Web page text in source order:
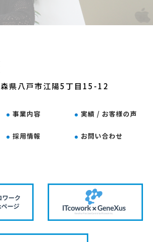
県八戸市江陽5丁目15-12
事業内容 実績 / お客様の声
採用情報 お問い合わせ